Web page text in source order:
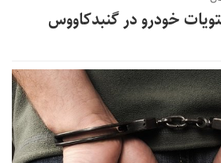
خودرو در گنبدكاووس